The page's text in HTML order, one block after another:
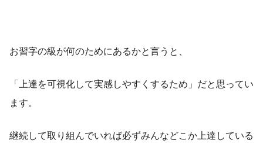
お習字の級が何のためにあるかと言うと、
「上達を可視化して実感しやすくするため」だと思ってい
ます。
継続して取り組んでいれば必ずみんなどこか上達している